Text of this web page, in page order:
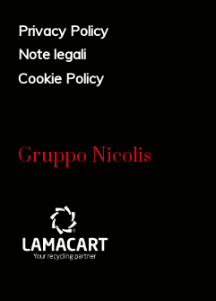
Privacy Policy
Note legali
Cookie Policy
Gruppo Nicolis